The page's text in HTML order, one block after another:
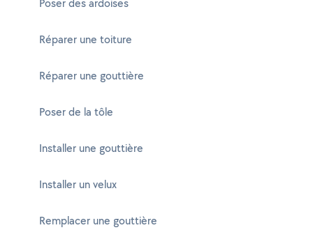
Poser des ardoises
Réparer une toiture
Réparer une gouttière
Poser de la tôle
Installer une gouttière
Installer un velux
Remplacer une gouttière